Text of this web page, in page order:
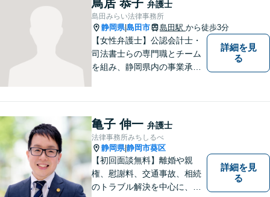
さい【駐車場あり】
鳥居 恭子 弁護士
島田みらい法律事務所
静岡県|島田市 島田駅 から徒歩3分
【女性弁護士】公認会計士・
司法書士らの専門職とチーム
を組み、静岡県内の事業承継
ご相談ください。あなたのお
悩みを全力でサポートさせて
頂きます。
詳細を見
る
亀子 伸一 弁護士
法律事務所みちしるべ
静岡県|静岡市葵区
【初回面談無料】離婚や親
権、慰謝料、交通事故、相続
のトラブル解決を中心に、一
詳細を見
る